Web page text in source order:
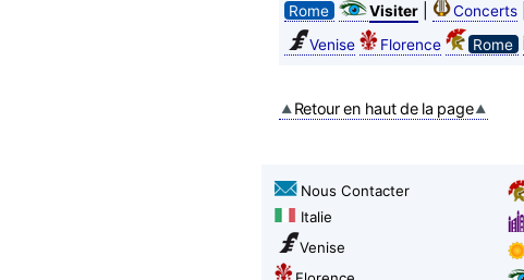
Rome
Visiter| Concerts|
Venise
Florence Rome
Retour en haut de la page
Nous Contacter
Italie
Venise